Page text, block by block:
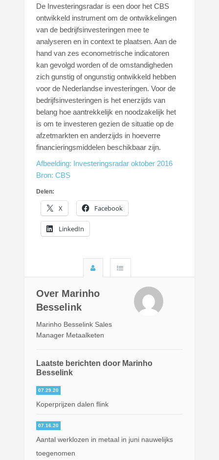
De Investeringsradar is een door het CBS
ontwikkeld instrument om de ontwikkelingen
van de bedrijfsinvesteringen mee te
analyseren en in context te plaatsen. Aan de
hand van zes econometrische indicatoren
kan gevolgd worden of de omstandigheden
zich gunstig of ongunstig ontwikkeld hebben
voor de Nederlandse investeringen. Voor de
bedrijfsinvesteringen is het enerzijds van
belang hoe aantrekkelijk en noodzakelijk het
is om te investeren gezien de situatie op de
afzetmarkten en anderzijds in hoeverre
financieringsmiddelen beschikbaar zijn.
Afbeelding: Investeringsradar oktober 2016
Bron: CBS
Delen:
X Facebook
LinkedIn
Over Marinho
Besselink
Marinho Besselink Sales
Manager Metaalketen
Laatste berichten door Marinho
Besselink
07.29.20
Koperprijzen dalen flink
07.16.20
Aantal werklozen in metaal in juni nauwelijks
toegenomen